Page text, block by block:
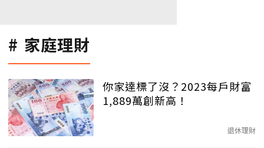
家庭理財
你家達標了沒？2023每戶財富
1,889萬創新高！
退休理財